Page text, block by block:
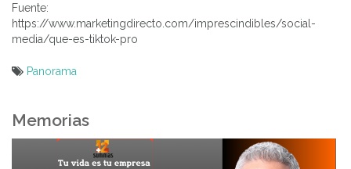
Fuente:
https://www.marketingdirecto.com/imprescindibles/social-
media/que-es-tiktok-pro
Panorama
de
entradas
Memorias